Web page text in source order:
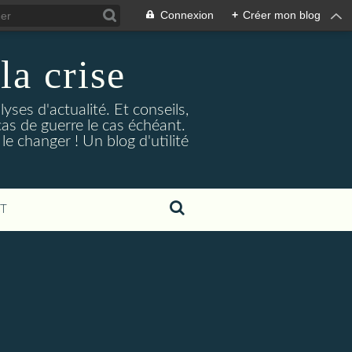
Connexion + Créer mon blog
crise
d'actualité. Et conseils,
de guerre le cas échéant.
changer ! Un blog d'utilité